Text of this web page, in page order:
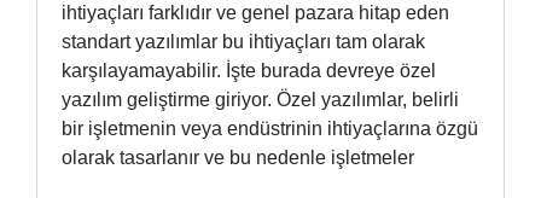
ihtiyaçları farklıdır ve genel pazara hitap eden
standart yazılımlar bu ihtiyaçları tam olarak
karşılayamayabilir. İşte burada devreye özel
yazılım geliştirme giriyor. Özel yazılımlar, belirli
bir işletmenin veya endüstrinin ihtiyaçlarına özgü
olarak tasarlanır ve bu nedenle işletmeler